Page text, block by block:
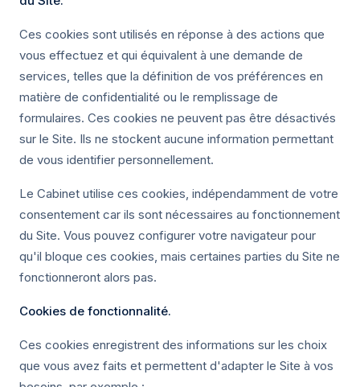
Ces cookies sont utilisés en réponse à des actions que
vous effectuez et qui équivalent à une demande de
services, telles que la définition de vos préférences en
matière de confidentialité ou le remplissage de
formulaires. Ces cookies ne peuvent pas être désactivés
sur le Site. Ils ne stockent aucune information permettant
de vous identifier personnellement.
Le Cabinet utilise ces cookies, indépendamment de votre
consentement car ils sont nécessaires au fonctionnement
du Site. Vous pouvez configurer votre navigateur pour
qu'il bloque ces cookies, mais certaines parties du Site ne
fonctionneront alors pas.
Cookies de fonctionnalité.
Ces cookies enregistrent des informations sur les choix
que vous avez faits et permettent d'adapter le Site à vos